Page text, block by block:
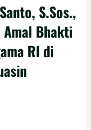
S.Sos.,
Bhakti
RI di